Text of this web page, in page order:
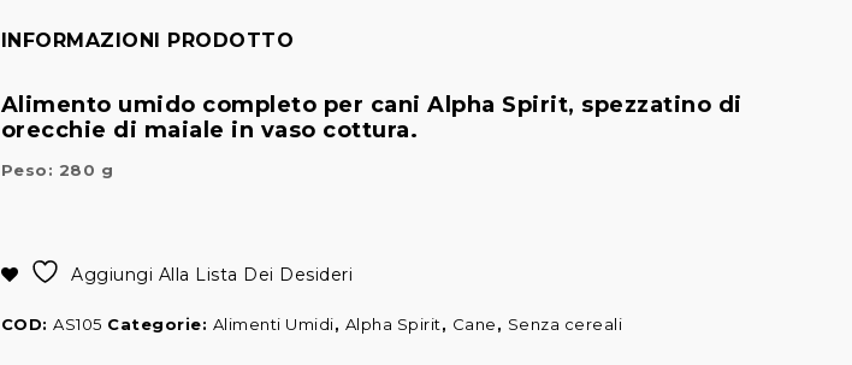
INFORMAZIONI PRODOTTO
Alimento umido completo per cani Alpha Spirit, spezzatino di
orecchie di maiale in vaso cottura.
Peso: 280 g
Aggiungi Alla Lista Dei Desideri
COD:AS105 Categorie: Alimenti Umidi, Alpha Spirit, Cane, Senza cereali